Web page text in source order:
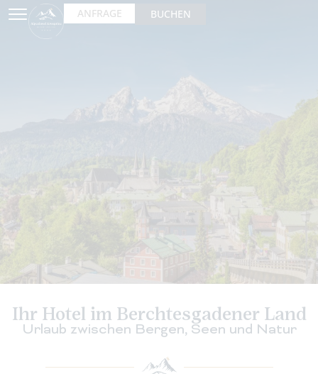
ANFRAGE BUCHEN
Ihr Hotel im Berchtesgadener Land
Urlaub zwischen Bergen, Seen und Natur